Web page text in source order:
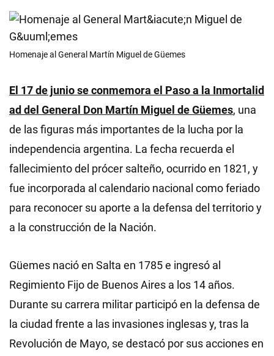
Homenaje al General Martín Miguel de Güemes
El 17 de junio se conmemora el Paso a la Inmortalid
ad del General Don Martín Miguel de Güemes, una
de las figuras más importantes de la lucha por la
independencia argentina. La fecha recuerda el
fallecimiento del prócer salteño, ocurrido en 1821, y
fue incorporada al calendario nacional como feriado
para reconocer su aporte a la defensa del territorio y
a la construcción de la Nación.
Güemes nació en Salta en 1785 e ingresó al
Regimiento Fijo de Buenos Aires a los 14 años.
Durante su carrera militar participó en la defensa de
la ciudad frente a las invasiones inglesas y, tras la
Revolución de Mayo, se destacó por sus acciones en